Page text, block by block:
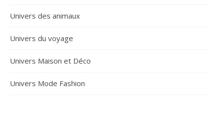
Univers des animaux
Univers du voyage
Univers Maison et Déco
Univers Mode Fashion